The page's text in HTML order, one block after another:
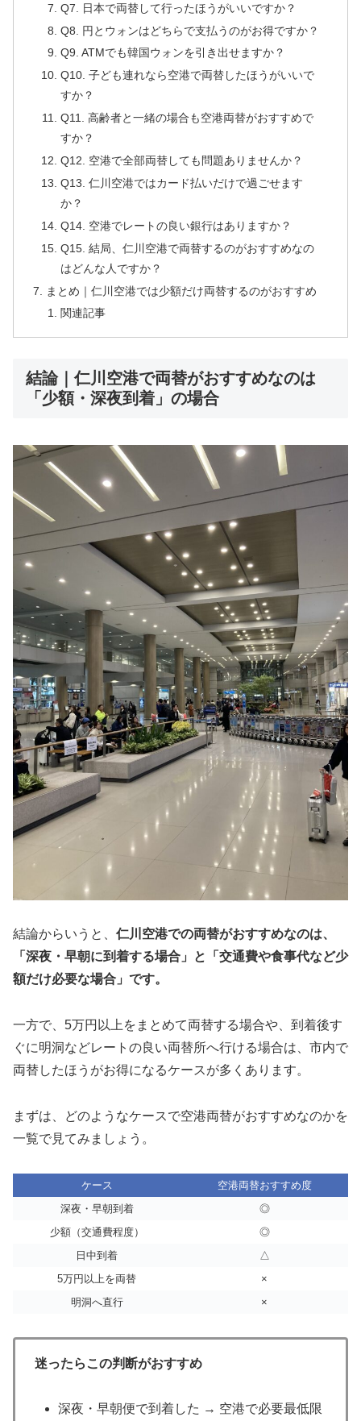
Q7. 日本で両替して行ったほうがいいですか？
Q8. 円とウォンはどちらで支払うのがお得ですか？
Q9. ATMでも韓国ウォンを引き出せますか？
Q10. 子ども連れなら空港で両替したほうがいいで
すか？
Q11. 高齢者と一緒の場合も空港両替がおすすめで
すか？
Q12. 空港で全部両替しても問題ありませんか？
Q13. 仁川空港ではカード払いだけで過ごせます
か？
Q14. 空港でレートの良い銀行はありますか？
Q15. 結局、仁川空港で両替するのがおすすめなの
はどんな人ですか？
まとめ｜仁川空港では少額だけ両替するのがおすすめ
関連記事
結論｜仁川空港で両替がおすすめなのは
「少額・深夜到着」の場合
結論からいうと、 仁川空港での両替がおすすめなのは、
「深夜・早朝に到着する場合」と「交通費や食事代など少
額だけ必要な場合」です。
一方で、5万円以上をまとめて両替する場合や、到着後す
ぐに明洞などレートの良い両替所へ行ける場合は、市内で
両替したほうがお得になるケースが多くあります。
まずは、どのようなケースで空港両替がおすすめなのかを
一覧で見てみましょう。
ケース
空港両替おすすめ度
深夜・早朝到着
◎
少額（交通費程度）
◎
日中到着
△
5万円以上を両替
×
明洞へ直行
×
迷ったらこの判断がおすすめ
深夜・早朝便で到着した → 空港で必要最低限